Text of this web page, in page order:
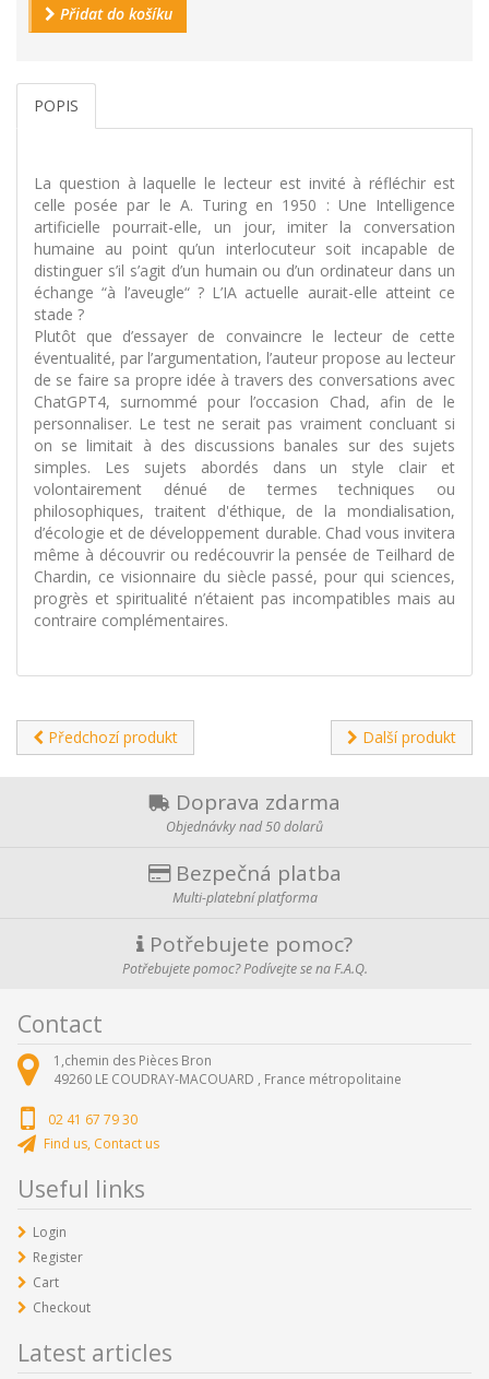
Přidat do košíku
POPIS
La question à laquelle le lecteur est invité à réfléchir est
celle posée par le A. Turing en 1950 : Une Intelligence
artificielle pourrait-elle, un jour, imiter la conversation
humaine au point qu’un interlocuteur soit incapable de
distinguer s’il s’agit d’un humain ou d’un ordinateur dans un
échange “à l’aveugle“ ? L’IA actuelle aurait-elle atteint ce
stade ?
Plutôt que d’essayer de convaincre le lecteur de cette
éventualité, par l’argumentation, l’auteur propose au lecteur
de se faire sa propre idée à travers des conversations avec
ChatGPT4, surnommé pour l’occasion Chad, afin de le
personnaliser. Le test ne serait pas vraiment concluant si
on se limitait à des discussions banales sur des sujets
simples. Les sujets abordés dans un style clair et
volontairement dénué de termes techniques ou
philosophiques, traitent d'éthique, de la mondialisation,
d’écologie et de développement durable. Chad vous invitera
même à découvrir ou redécouvrir la pensée de Teilhard de
Chardin, ce visionnaire du siècle passé, pour qui sciences,
progrès et spiritualité n’étaient pas incompatibles mais au
contraire complémentaires.
Předchozí produkt Další produkt
Doprava zdarma
Objednávky nad 50 dolarů
Bezpečná platba
Multi-platební platforma
Potřebujete pomoc?
Potřebujete pomoc? Podívejte se na F.A.Q.
Contact
1,chemin des Pièces Bron
49260 LE COUDRAY-MACOUARD , France métropolitaine
02 41 67 79 30
Find us, Contact us
Useful links
Login
Register
Cart
Checkout
Latest articles